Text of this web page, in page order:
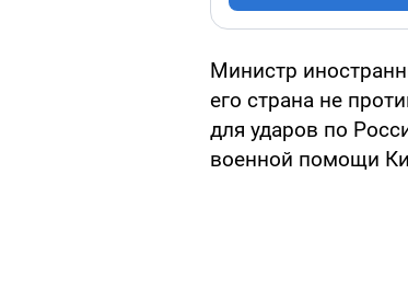
Министр
его страна не
для ударов по
военной помощи